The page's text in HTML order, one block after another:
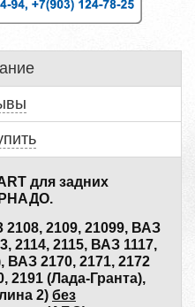
для задних
2109, 21099, ВАЗ
2114, 2115, ВАЗ 1117,
ВАЗ 2170, 2171, 2172
2191 (Лада-Гранта),
2) без